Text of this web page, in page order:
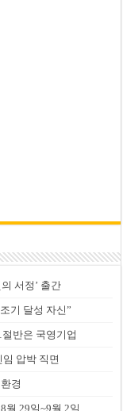
서정’ 출간
기 달성 자신”
반은 국영기업
압박 직면
경
월 29일~9월 2일